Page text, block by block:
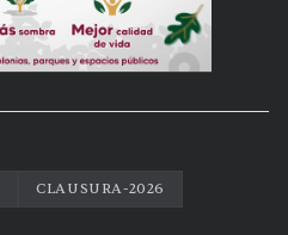
CLAUSURA-2026